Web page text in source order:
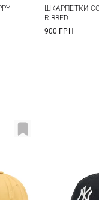
ШКАРПЕТКИ
RIBBED
900 ГРН